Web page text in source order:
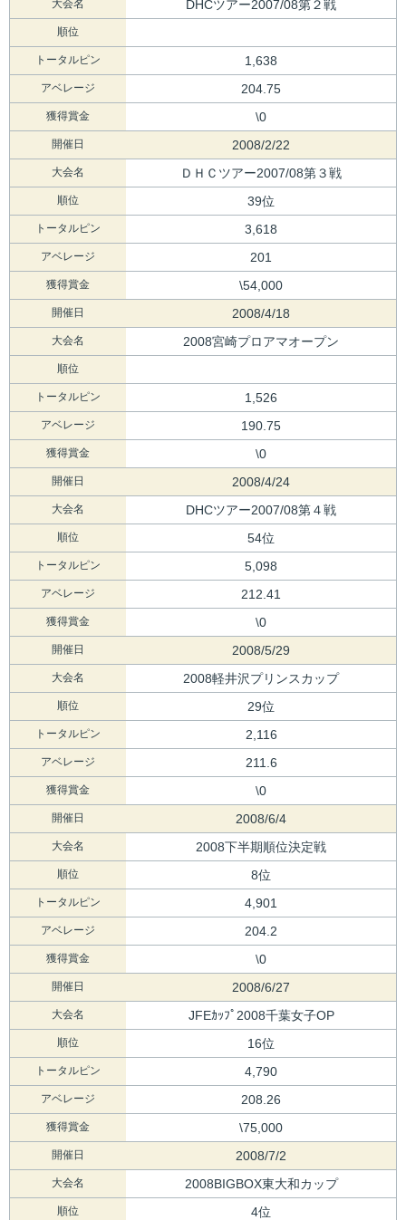
大会名 DHCツアー2007/08第２戦
順位
トータルピン 1,638
アベレージ 204.75
獲得賞金 \0
開催日 2008/2/22
大会名 ＤＨＣツアー2007/08第３戦
順位 39位
トータルピン 3,618
アベレージ 201
獲得賞金 \54,000
開催日 2008/4/18
大会名 2008宮崎プロアマオープン
順位
トータルピン 1,526
アベレージ 190.75
獲得賞金 \0
開催日 2008/4/24
大会名 DHCツアー2007/08第４戦
順位 54位
トータルピン 5,098
アベレージ 212.41
獲得賞金 \0
開催日 2008/5/29
大会名 2008軽井沢プリンスカップ
順位 29位
トータルピン 2,116
アベレージ 211.6
獲得賞金 \0
開催日 2008/6/4
大会名 2008下半期順位決定戦
順位 8位
トータルピン 4,901
アベレージ 204.2
獲得賞金 \0
開催日 2008/6/27
大会名 JFEｶｯﾌﾟ2008千葉女子OP
順位 16位
トータルピン 4,790
アベレージ 208.26
獲得賞金 \75,000
開催日 2008/7/2
大会名 2008BIGBOX東大和カップ
順位 4位